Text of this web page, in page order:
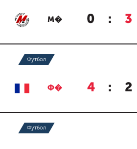
М� 0 : 3
Футбол
Ф� 4 : 2
Футбол